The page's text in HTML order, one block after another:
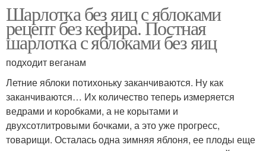
Шарлотка без яиц с яблоками
рецепт без кефира. Постная
шарлотка с яблоками без яиц
подходит веганам
Летние яблоки потихоньку заканчиваются. Ну как
заканчиваются… Их количество теперь измеряется
ведрами и коробками, а не корытами и
двухсотлитровыми бочками, а это уже прогресс,
товарищи. Осталась одна зимняя яблоня, ее плоды еще